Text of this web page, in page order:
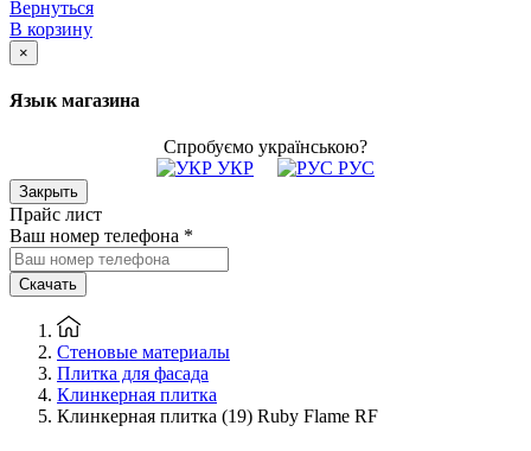
Вернуться
В корзину
×
Язык магазина
Спробуємо українською?
УКР
РУС
Закрыть
Прайс лист
Ваш номер телефона *
Скачать
Стеновые материалы
Плитка для фасада
Клинкерная плитка
Клинкерная плитка (19) Ruby Flame RF